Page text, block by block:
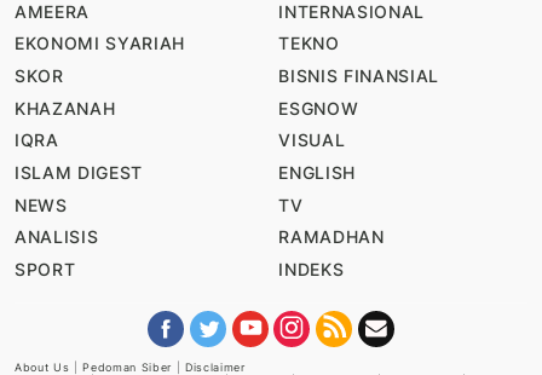
AMEERA
EKONOMI SYARIAH
SKOR
KHAZANAH
IQRA
ISLAM DIGEST
NEWS
ANALISIS
SPORT
INTERNASIONAL
TEKNO
BISNIS FINANSIAL
ESGNOW
VISUAL
ENGLISH
TV
RAMADHAN
INDEKS
About Us Pedoman Siber
Disclaimer